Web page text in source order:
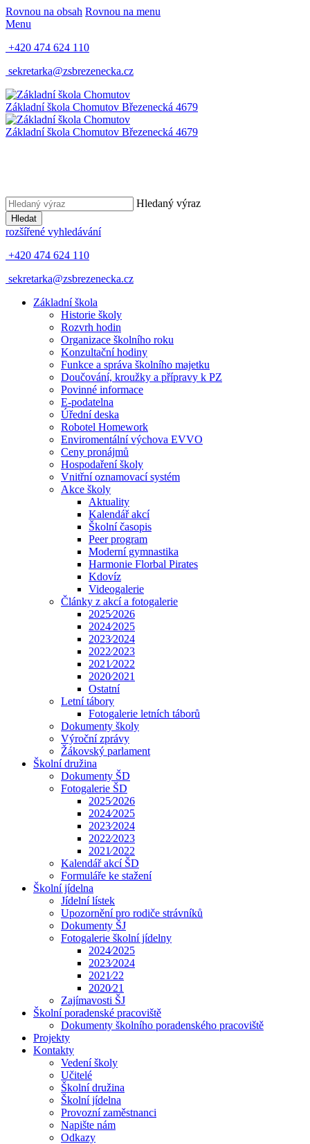
Rovnou na obsah Rovnou na menu
Menu
+420 474 624 110
sekretarka@zsbrezenecka.cz
Základní škola Chomutov Březenecká 4679
Základní škola Chomutov Březenecká 4679
Hledaný výraz
Hledat
rozšířené vyhledávání
+420 474 624 110
sekretarka@zsbrezenecka.cz
Základní škola
Historie školy
Rozvrh hodin
Organizace školního roku
Konzultační hodiny
Funkce a správa školního majetku
Doučování, kroužky a přípravy k PZ
Povinné informace
E-podatelna
Úřední deska
Robotel Homework
Enviromentální výchova EVVO
Ceny pronájmů
Hospodaření školy
Vnitřní oznamovací systém
Akce školy
Aktuality
Kalendář akcí
Školní časopis
Peer program
Moderní gymnastika
Harmonie Florbal Pirates
Kdovíz
Videogalerie
Články z akcí a fotogalerie
2025⁄2026
2024⁄2025
2023⁄2024
2022⁄2023
2021⁄2022
2020⁄2021
Ostatní
Letní tábory
Fotogalerie letních táborů
Dokumenty školy
Výroční zprávy
Žákovský parlament
Školní družina
Dokumenty ŠD
Fotogalerie ŠD
2025⁄2026
2024⁄2025
2023⁄2024
2022⁄2023
2021⁄2022
Kalendář akcí ŠD
Formuláře ke stažení
Školní jídelna
Jídelní lístek
Upozornění pro rodiče strávníků
Dokumenty ŠJ
Fotogalerie školní jídelny
2024⁄2025
2023⁄2024
2021⁄22
2020⁄21
Zajímavosti ŠJ
Školní poradenské pracoviště
Dokumenty školního poradenského pracoviště
Projekty
Kontakty
Vedení školy
Učitelé
Školní družina
Školní jídelna
Provozní zaměstnanci
Napište nám
Odkazy